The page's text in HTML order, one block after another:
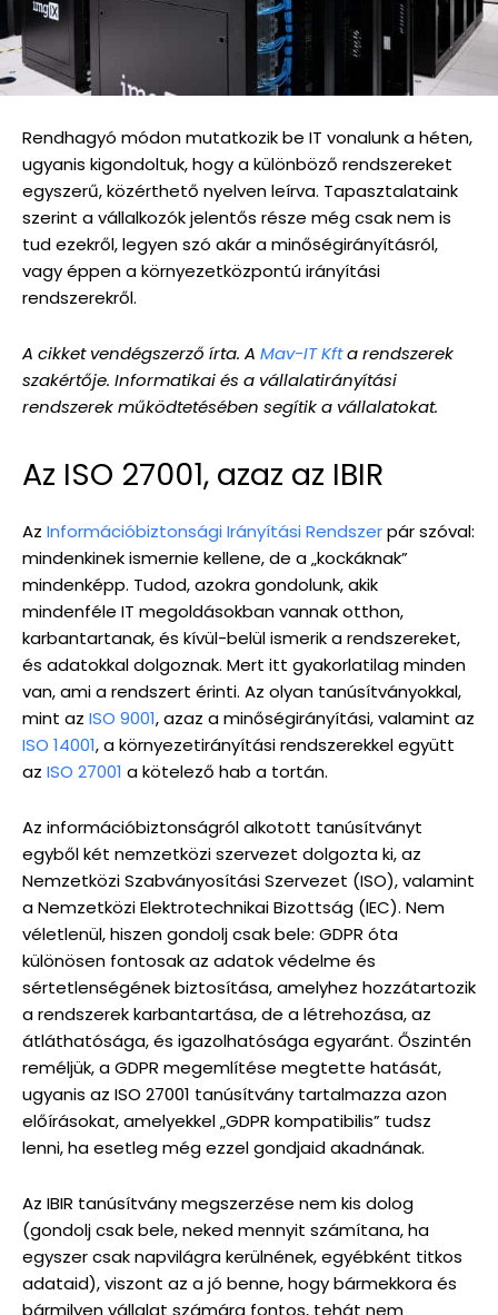
Rendhagyó módon mutatkozik be IT vonalunk a héten,
ugyanis kigondoltuk, hogy a különböző rendszereket
egyszerű, közérthető nyelven leírva. Tapasztalataink
szerint a vállalkozók jelentős része még csak nem is
tud ezekről, legyen szó akár a minőségirányításról,
vagy éppen a környezetközpontú irányítási
rendszerekről.
A cikket vendégszerző írta. A Mav-IT Kfta rendszerek
szakértője. Informatikai és a vállalatirányítási
rendszerek működtetésében segítik a vállalatokat.
Az ISO 27001, azaz az IBIR
Az Információbiztonsági Irányítási Rendszerpár szóval:
mindenkinek ismernie kellene, de a „kockáknak”
mindenképp. Tudod, azokra gondolunk, akik
mindenféle IT megoldásokban vannak otthon,
karbantartanak, és kívül-belül ismerik a rendszereket,
és adatokkal dolgoznak. Mert itt gyakorlatilag minden
van, ami a rendszert érinti. Az olyan tanúsítványokkal,
mint az ISO 9001, azaz a minőségirányítási, valamint az
ISO 14001, a környezetirányítási rendszerekkel együtt
az ISO 27001 a kötelező hab a tortán.
Az információbiztonságról alkotott tanúsítványt
egyből két nemzetközi szervezet dolgozta ki, az
Nemzetközi Szabványosítási Szervezet (ISO), valamint
a Nemzetközi Elektrotechnikai Bizottság (IEC). Nem
véletlenül, hiszen gondolj csak bele: GDPR óta
különösen fontosak az adatok védelme és
sértetlenségének biztosítása, amelyhez hozzátartozik
a rendszerek karbantartása, de a létrehozása, az
átláthatósága, és igazolhatósága egyaránt. Őszintén
reméljük, a GDPR megemlítése megtette hatását,
ugyanis az ISO 27001 tanúsítvány tartalmazza azon
előírásokat, amelyekkel „GDPR kompatibilis” tudsz
lenni, ha esetleg még ezzel gondjaid akadnának.
Az IBIR tanúsítvány megszerzése nem kis dolog
(gondolj csak bele, neked mennyit számítana, ha
egyszer csak napvilágra kerülnének, egyébként titkos
adataid), viszont az a jó benne, hogy bármekkora és
bármilyen vállalat számára fontos, tehát nem